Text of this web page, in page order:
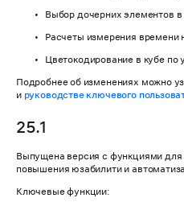
Выбор дочерних элементов в
Расчеты измерения времени
Цветокодирование в кубе по
Подробнее об изменениях можно
и руководстве ключевого
25.1
Выпущена версия с функциями
повышения юзабилити и
Ключевые функции: